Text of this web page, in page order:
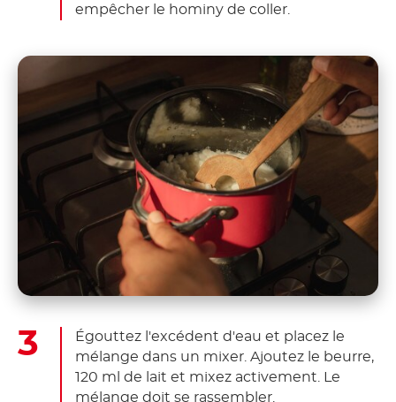
empêcher le hominy de coller.
Égouttez l'excédent d'eau et placez le
mélange dans un mixer. Ajoutez le beurre,
120 ml de lait et mixez activement. Le
mélange doit se rassembler.